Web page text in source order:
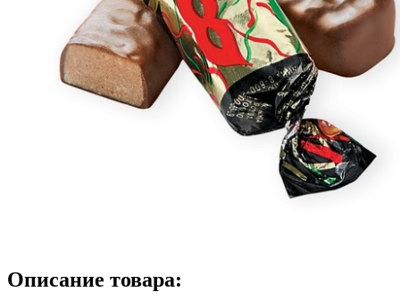
Описание товара: